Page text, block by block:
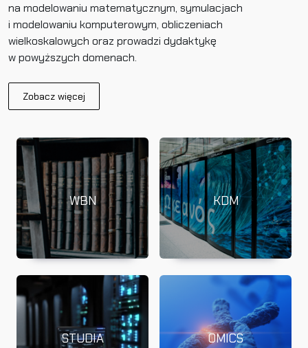
na modelowaniu matematycznym, symulacjach
i modelowaniu komputerowym, obliczeniach
wielkoskalowych oraz prowadzi dydaktykę
w powyższych domenach.
Zobacz więcej
WBN KDM
STUDIA OMICS